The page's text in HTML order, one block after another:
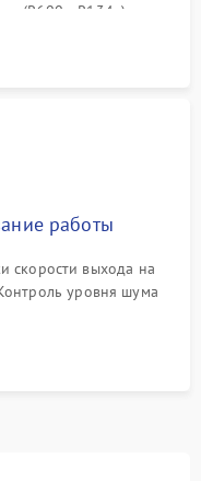
(R600a, R134a) по
давления в системе.
работы
скорости выхода на
уровня шума
стенок и корректного
оттайки.